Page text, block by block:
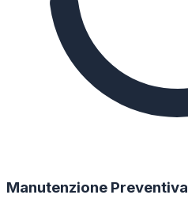
Manutenzione Preventiva